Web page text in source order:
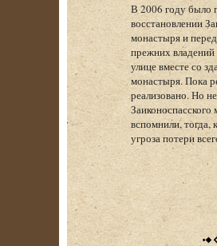
В 2006 году было
восстановлении
монастыря и
прежних владений
улице вместе со
монастыря. Пока
реализовано. Но
вспомнили, тогда,
угроза потери